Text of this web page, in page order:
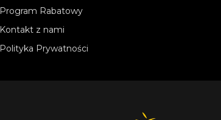
Program Rabatowy
Kontakt z nami
Polityka Prywatności